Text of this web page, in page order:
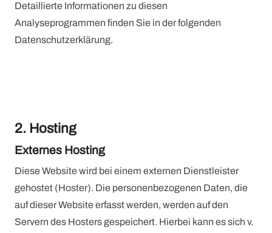
Detaillierte Informationen zu diesen
Analyseprogrammen finden Sie in der folgenden
Datenschutzerklärung.
2. Hosting
Externes Hosting
Diese Website wird bei einem externen Dienstleister
gehostet (Hoster). Die personenbezogenen Daten, die
auf dieser Website erfasst werden, werden auf den
Servern des Hosters gespeichert. Hierbei kann es sich v.